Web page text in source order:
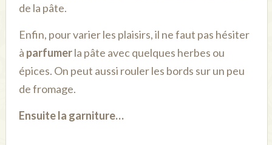
de la pâte.
Enfin, pour varier les plaisirs, il ne faut pas hésiter
à parfumerla pâte avec quelques herbes ou
épices. On peut aussi rouler les bords sur un peu
de fromage.
Ensuite la garniture…